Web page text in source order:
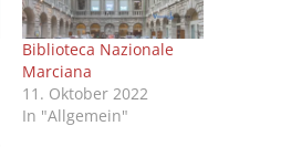
Biblioteca Nazionale
Marciana
11. Oktober 2022
In "Allgemein"